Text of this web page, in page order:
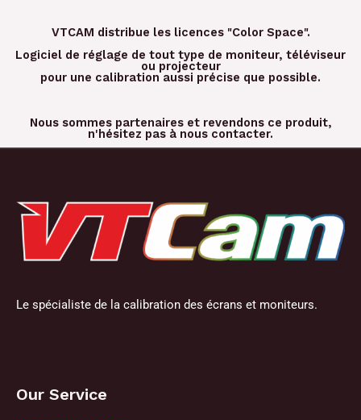
VTCAM distribue les licences "Color Space".
Logiciel de réglage de tout type de moniteur, téléviseur
ou projecteur
pour une calibration aussi précise que possible.
Nous sommes partenaires et revendons ce produit,
n'hésitez pas à nous contacter.
Le spécialiste de la calibration des écrans et moniteurs.
Our Service